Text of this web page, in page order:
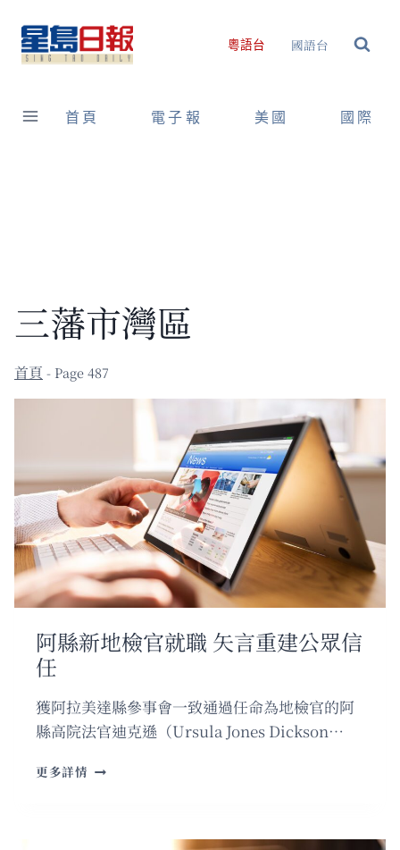
content
粵語台 國語台
首頁 電子報 美國 國際
三藩市灣區
- Page 487
阿縣新地檢官就職 矢言重建公眾信
任
獲阿拉美達縣參事會一致通過任命為地檢官的阿
縣高院法官迪克遜（Ursula Jones Dickson…
更多詳情